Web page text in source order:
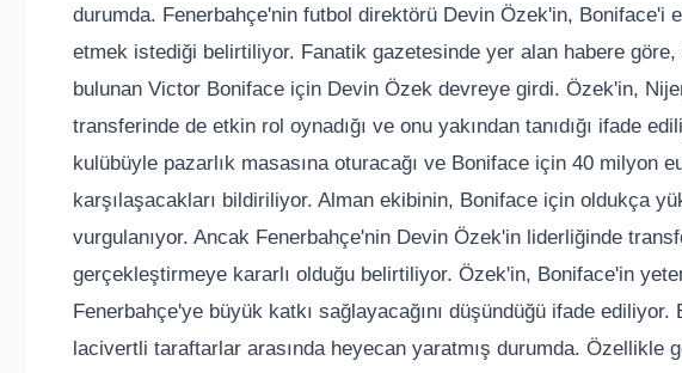
durumda. Fenerbahçe'nin futbol direktörü Devin Özek'in, Boniface'i
etmek istediği belirtiliyor. Fanatik gazetesinde yer alan habere
bulunan Victor Boniface için Devin Özek devreye girdi. Özek'in,
transferinde de etkin rol oynadığı ve onu yakından tanıdığı ifade
kulübüyle pazarlık masasına oturacağı ve Boniface için 40 milyon
karşılaşacakları bildiriliyor. Alman ekibinin, Boniface için oldukça
vurgulanıyor. Ancak Fenerbahçe'nin Devin Özek'in liderliğinde
gerçekleştirmeye kararlı olduğu belirtiliyor. Özek'in, Boniface'in
Fenerbahçe'ye büyük katkı sağlayacağını düşündüğü ifade
lacivertli taraftarlar arasında heyecan yaratmış durumda. Özellikle